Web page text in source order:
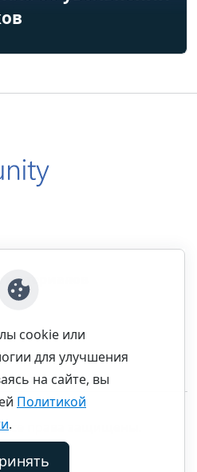
права защищены.
cookie или
для улучшения
на сайте, вы
Политикой
.